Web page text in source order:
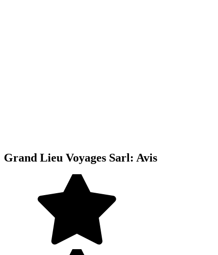
Grand Lieu Voyages Sarl: Avis